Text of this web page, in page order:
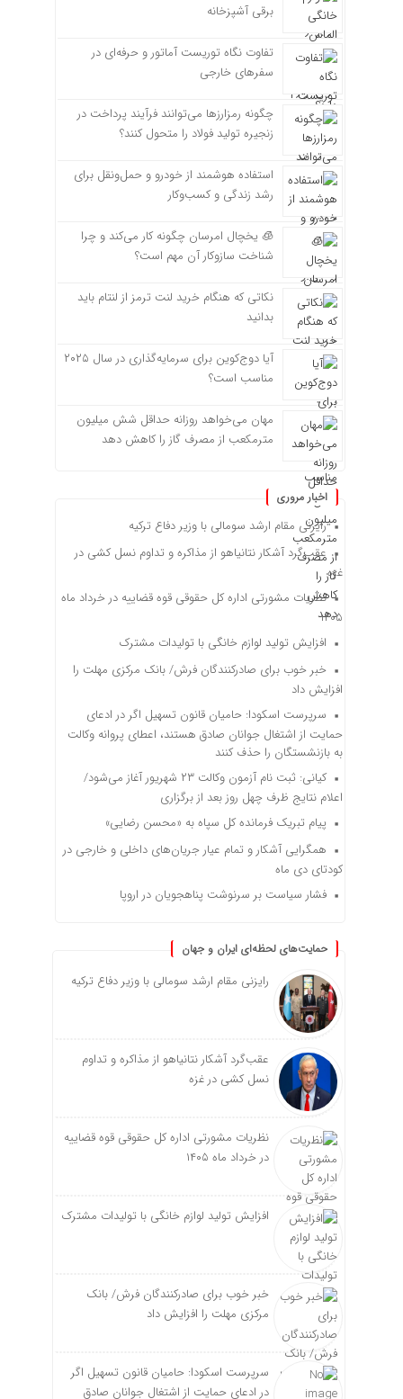
برقی آشپزخانه
تفاوت نگاه توریست آماتور و حرفه‌ای در
سفرهای خارجی
چگونه رمزارزها می‌توانند فرآیند پرداخت در
زنجیره تولید فولاد را متحول کنند؟
استفاده هوشمند از خودرو و حمل‌ونقل برای
رشد زندگی و کسب‌وکار
🧊 یخچال امرسان چگونه کار می‌کند و چرا
شناخت سازوکار آن مهم است؟
نکاتی که هنگام خرید لنت ترمز از لنتام باید
بدانید
آیا دوج‌کوین برای سرمایه‌گذاری در سال ۲۰۲۵
مناسب است؟
مهان می‌خواهد روزانه حداقل شش میلیون
مترمکعب از مصرف گاز را کاهش دهد
اخبار مروری
رایزنی مقام ارشد سومالی با وزیر دفاع ترکیه
عقب‌گرد آشکار نتانیاهو از مذاکره و تداوم نسل کشی در
غزه
نظریات مشورتی اداره کل حقوقی قوه قضاییه در خرداد ماه
۱۴۰۵
افزایش تولید لوازم خانگی با تولیدات مشترک
خبر خوب برای صادرکنندگان فرش/ بانک مرکزی مهلت را
افزایش داد
سرپرست اسکودا: حامیان قانون تسهیل اگر در ادعای
حمایت از اشتغال جوانان صادق هستند، اعطای پروانه وکالت
به بازنشستگان را حذف کنند
کیانی: ثبت نام آزمون وکالت ۲۳ شهریور آغاز می‌شود/
اعلام نتایج ظرف چهل روز بعد از برگزاری
پیام تبریک فرمانده کل سپاه به «محسن رضایی»
همگرایی آشکار و تمام عیار جریان‌های داخلی و خارجی در
کودتای دی ماه
فشار سیاست بر سرنوشت پناهجویان در اروپا
حمایت‌های لحظه‌ای ایران و جهان
رایزنی مقام ارشد سومالی با وزیر دفاع ترکیه
عقب‌گرد آشکار نتانیاهو از مذاکره و تداوم
نسل کشی در غزه
نظریات مشورتی اداره کل حقوقی قوه قضاییه
در خرداد ماه ۱۴۰۵
افزایش تولید لوازم خانگی با تولیدات مشترک
خبر خوب برای صادرکنندگان فرش/ بانک
مرکزی مهلت را افزایش داد
سرپرست اسکودا: حامیان قانون تسهیل اگر
در ادعای حمایت از اشتغال جوانان صادق